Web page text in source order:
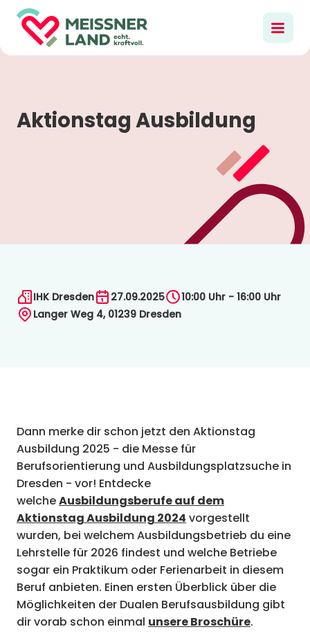
Aktionstag Ausbildung
IHK Dresden 27.09.2025
10:00 Uhr - 16:00 Uhr
Langer Weg 4, 01239 Dresden
Dann merke dir schon jetzt den Aktionstag
Ausbildung 2025 - die Messe für
Berufsorientierung und Ausbildungsplatzsuche in
Dresden - vor! Entdecke
welcheAusbildungsberufe auf dem
Aktionstag Ausbildung 2024 vorgestellt
wurden, bei welchem Ausbildungsbetrieb du eine
Lehrstelle für 2026 findest und welche Betriebe
sogar ein Praktikum oder Ferienarbeit in diesem
Beruf anbieten. Einen ersten Überblick über die
Möglichkeiten der Dualen Berufsausbildung gibt
dir vorab schon einmal unsere Broschüre.